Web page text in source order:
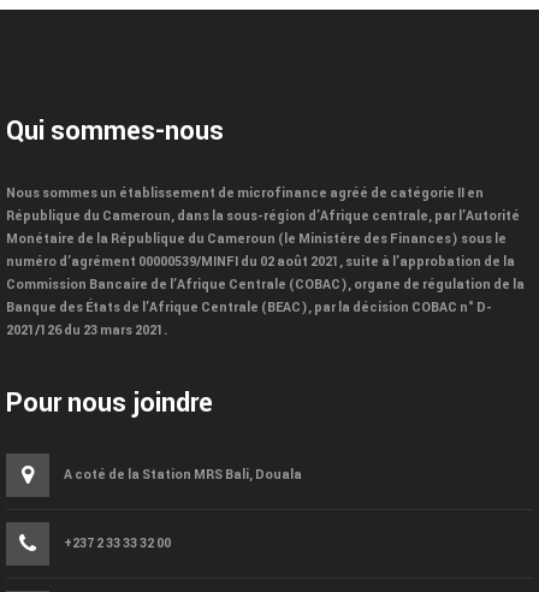
Qui sommes-nous
Nous sommes un établissement de microfinance agréé de catégorie II en
République du Cameroun, dans la sous-région d’Afrique centrale, par l’Autorité
Monétaire de la République du Cameroun (le Ministère des Finances) sous le
numéro d’agrément 00000539/MINFI du 02 août 2021, suite à l’approbation de la
Commission Bancaire de l’Afrique Centrale (COBAC), organe de régulation de la
Banque des États de l’Afrique Centrale (BEAC), par la décision COBAC n° D-
2021/126 du 23 mars 2021.
Pour nous joindre
A coté de la Station MRS Bali, Douala
+237 2 33 33 32 00